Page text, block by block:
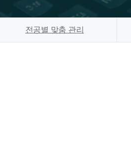
전공별 맞춤 관리